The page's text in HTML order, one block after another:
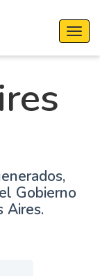
Gobierno
Aires.